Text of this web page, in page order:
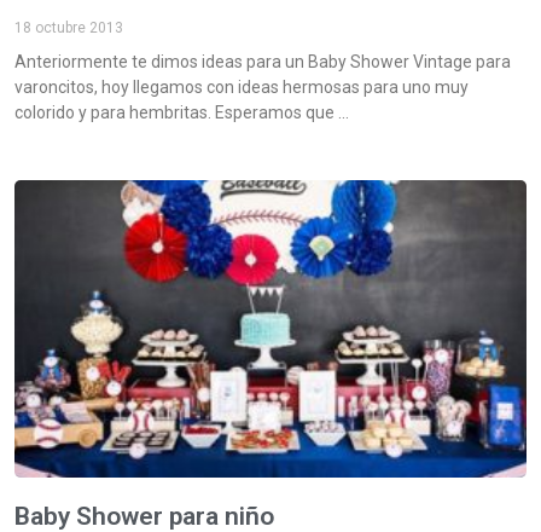
18 octubre 2013
Anteriormente te dimos ideas para un Baby Shower Vintage para
varoncitos, hoy llegamos con ideas hermosas para uno muy
colorido y para hembritas. Esperamos que
Baby Shower para niño